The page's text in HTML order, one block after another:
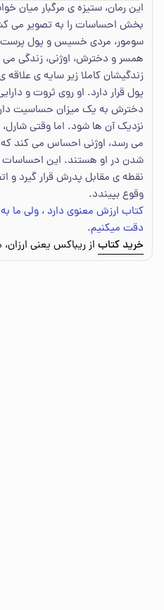
این رمان، ستیزه ی مرگبار میان
بخش احساسات را به تصویر می
سومور، مردی خسیس و پول پرست
همسر و دخترش، اوژنی، زندگی
زندگیشان کاملا زیر سایه ی علاقه
پول قرار دارد. او روی ثروت و
دخترش به یک میزان حساسیت
نزدیک آن ها شود. اما وقتی شارل،
می رسد، اوژنی احساس می کند
شدن در او هستند. این احساسات
نقطه ی مقابل پدرش قرار گیرد و
وقوع بپیندد.
کتاب ارزش معنوی دارد ، ولی ما
دقت میکنیم.
خرید کتاب از ریباکس یعنی